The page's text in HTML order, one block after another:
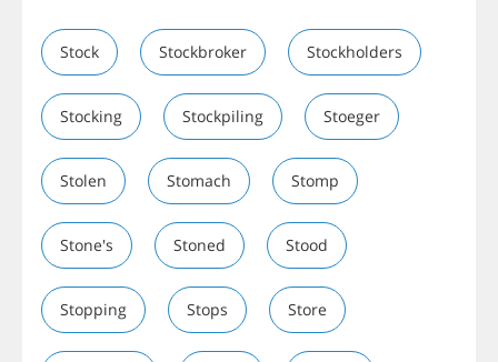
Stock Stockbroker Stockholders
Stocking Stockpiling Stoeger
Stolen Stomach Stomp
Stone's Stoned Stood
Stopping Stops Store